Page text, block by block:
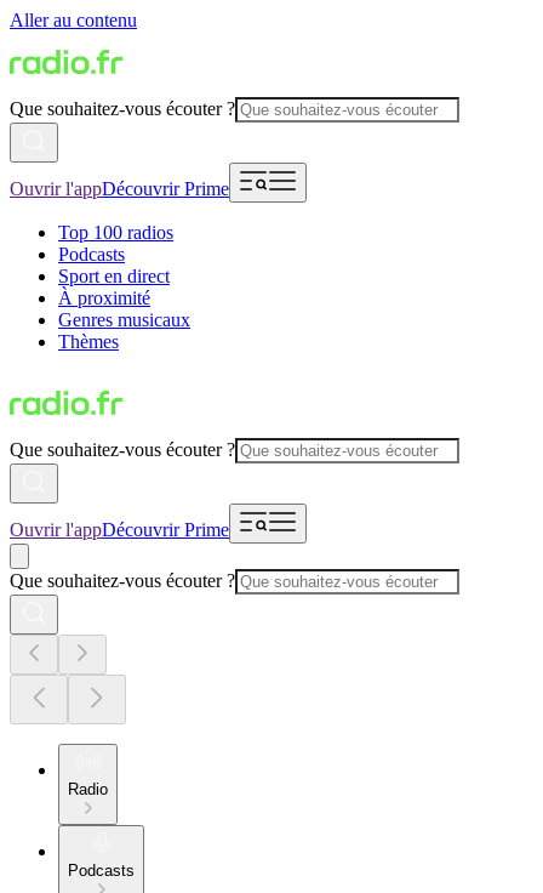
Aller au contenu
Que souhaitez-vous écouter ?
Ouvrir l'appDécouvrir Prime
Top 100 radios
Podcasts
Sport en direct
À proximité
Genres musicaux
Thèmes
Que souhaitez-vous écouter ?
Ouvrir l'appDécouvrir Prime
Que souhaitez-vous écouter ?
Radio
Podcasts